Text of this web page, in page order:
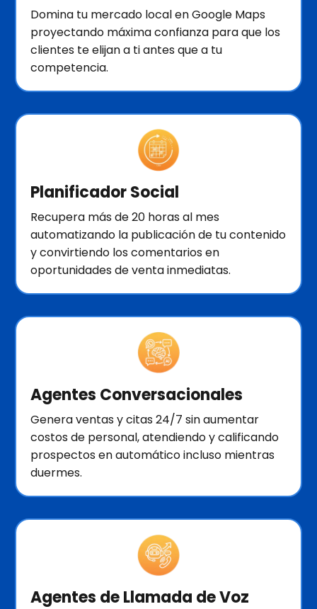
Domina tu mercado local en Google Maps
proyectando máxima confianza para que los
clientes te elijan a ti antes que a tu
competencia.
Planificador Social
Recupera más de 20 horas al mes
automatizando la publicación de tu contenido
y convirtiendo los comentarios en
oportunidades de venta inmediatas.
Agentes Conversacionales
Genera ventas y citas 24/7 sin aumentar
costos de personal, atendiendo y calificando
prospectos en automático incluso mientras
duermes.
Agentes de Llamada de Voz